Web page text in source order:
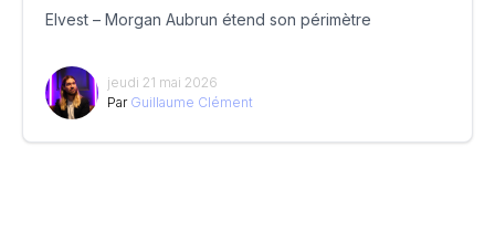
Elvest – Morgan Aubrun étend son périmètre
jeudi 21 mai 2026
Par Guillaume Clément